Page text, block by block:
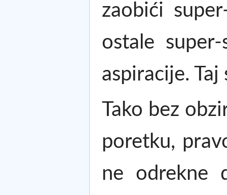
zaobići
ostale
aspiracije.
Tako bez
poretku,
ne odrekne